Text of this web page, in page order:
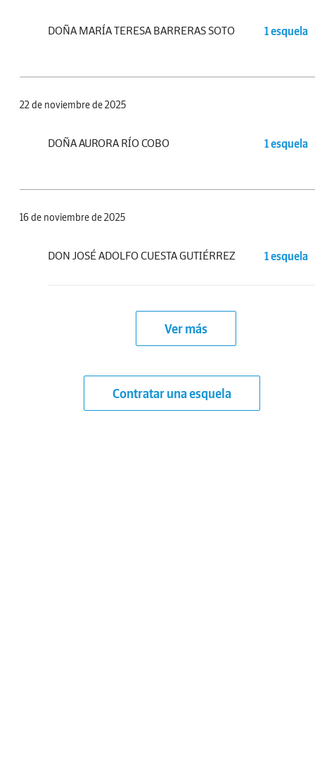
DOÑA MARÍA TERESA BARRERAS SOTO 1 esquela
22 de noviembre de 2025
DOÑA AURORA RÍO COBO 1 esquela
16 de noviembre de 2025
DON JOSÉ ADOLFO CUESTA GUTIÉRREZ 1 esquela
Ver más
Contratar una esquela